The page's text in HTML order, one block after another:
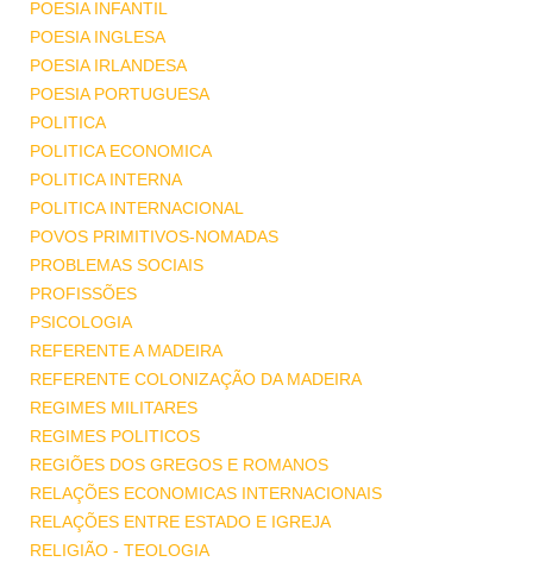
POESIA INFANTIL
POESIA INGLESA
POESIA IRLANDESA
POESIA PORTUGUESA
POLITICA
POLITICA ECONOMICA
POLITICA INTERNA
POLITICA INTERNACIONAL
POVOS PRIMITIVOS-NOMADAS
PROBLEMAS SOCIAIS
PROFISSÕES
PSICOLOGIA
REFERENTE A MADEIRA
REFERENTE COLONIZAÇÃO DA MADEIRA
REGIMES MILITARES
REGIMES POLITICOS
REGIÕES DOS GREGOS E ROMANOS
RELAÇÕES ECONOMICAS INTERNACIONAIS
RELAÇÕES ENTRE ESTADO E IGREJA
RELIGIÃO - TEOLOGIA